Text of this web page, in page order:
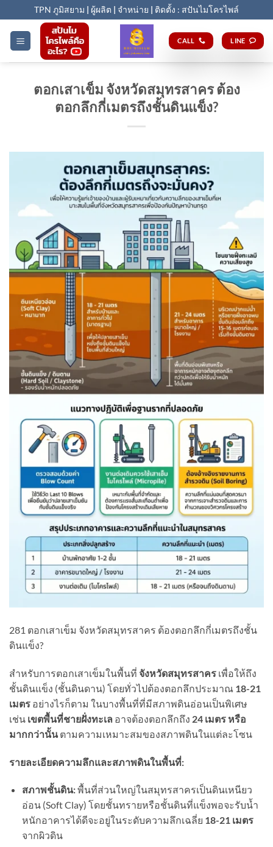
to
content
TPN ภูมิสยาม | ผู้ผลิต | จำหน่าย | ติดตั้ง : สปันไมโครไพล์
CALL LINE
ตอกเสาเข็ม จังหวัดสมุทรสาคร ต้อง
ตอกลึกกี่เมตรถึงชั้นดินแข็ง?
281 ตอกเสาเข็ม จังหวัดสมุทรสาคร ต้องตอกลึกกี่เมตรถึงชั้น
ดินแข็ง?
สำหรับการตอกเสาเข็มในพื้นที่ จังหวัดสมุทรสาคร เพื่อให้ถึง
ชั้นดินแข็ง (ชั้นดินดาน) โดยทั่วไปต้องตอกลึกประมาณ 18-21
เมตร อย่างไรก็ตาม ในบางพื้นที่ที่มีสภาพดินอ่อนเป็นพิเศษ
เช่น เขตพื้นที่ชายฝั่งทะเล อาจต้องตอกลึกถึง 24 เมตร หรือ
มากกว่านั้นตามความเหมาะสมของสภาพดินในแต่ละโซน
รายละเอียดความลึกและสภาพดินในพื้นที่:
สภาพชั้นดิน:พื้นที่ส่วนใหญ่ในสมุทรสาครเป็นดินเหนียว
อ่อน (Soft Clay) โดยชั้นทรายหรือชั้นดินที่แข็งพอจะรับน้ำ
หนักอาคารได้ดีจะอยู่ในระดับความลึกเฉลี่ย 18-21 เมตร
จากผิวดิน